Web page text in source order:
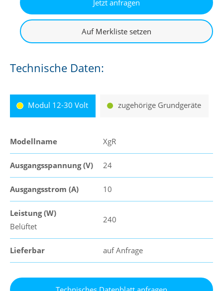
Technische Daten:
Modul 12-30 Volt zugehörige Grundgeräte
Modellname XgR
Ausgangsspannung (V) 24
Ausgangsstrom (A) 10
Leistung (W)
Belüftet
240
Lieferbar auf Anfrage